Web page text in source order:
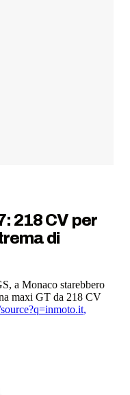
218 CV per
di
a Monaco starebbero
maxi GT da 218 CV
,